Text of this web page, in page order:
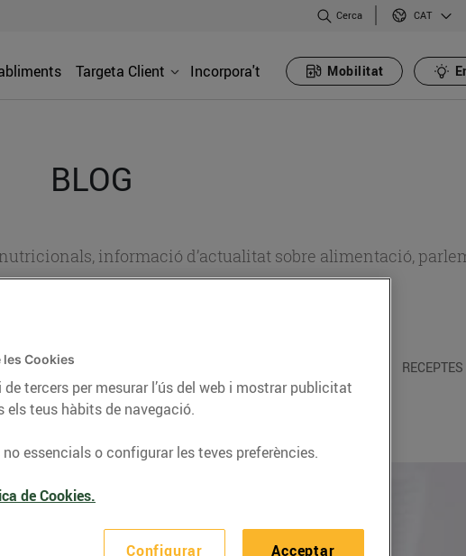
Cerca CAT
Targeta Client Incorpora't Mobilitat
BLOG
informació d’actualitat sobre alimentació,
SALUDABLES RECEPTES
Cookies
tercers per mesurar l’ús del web i mostrar publicitat
els teus hàbits de navegació.
essencials o configurar les teves preferències.
de Cookies.
Configurar Acceptar